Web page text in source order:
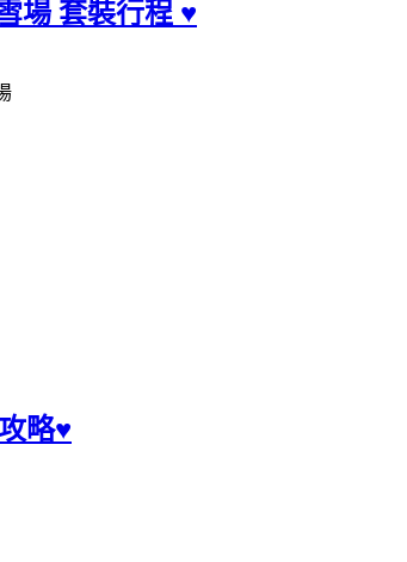
場 套裝行程 ♥
略♥